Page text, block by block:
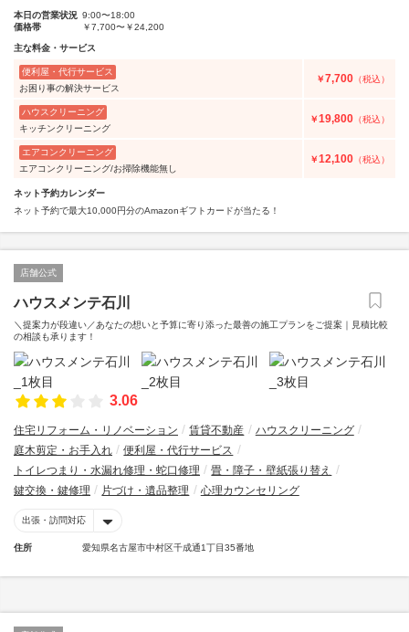
本日の営業状況 9:00〜18:00
価格帯
￥7,700〜￥24,200
主な料金・サービス
便利屋・代行サービス
お困り事の解決サービス
￥7,700 （税込）
ハウスクリーニング
キッチンクリーニング
￥19,800 （税込）
エアコンクリーニング
エアコンクリーニング/お掃除機能無し
￥12,100 （税込）
ネット予約カレンダー
ネット予約で最大10,000円分のAmazonギフトカードが当たる！
店舗公式
ハウスメンテ石川
＼提案力が段違い／あなたの想いと予算に寄り添った最善の施工プランをご提案｜見積比較
の相談も承ります！
3.06
住宅リフォーム・リノベーション 賃貸不動産
ハウスクリーニング
庭木剪定・お手入れ
便利屋・代行サービス
トイレつまり・水漏れ修理・蛇口修理
畳・障子・壁紙張り替え
鍵交換・鍵修理
片づけ・遺品整理 心理カウンセリング
出張・訪問対応
住所 愛知県名古屋市中村区千成通1丁目35番地